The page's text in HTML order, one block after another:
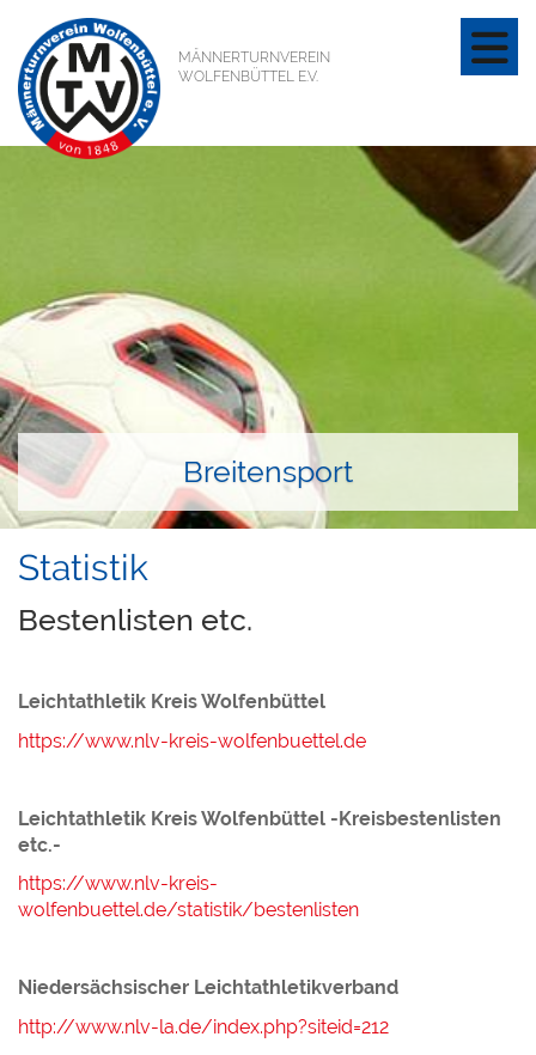
MÄNNERTURNVEREIN
WOLFENBÜTTEL E.V.
Breitensport
Statistik
Bestenlisten etc.
Leichtathletik Kreis Wolfenbüttel
https://www.nlv-kreis-wolfenbuettel.de
Leichtathletik Kreis Wolfenbüttel -Kreisbestenlisten
etc.-
https://www.nlv-kreis-
wolfenbuettel.de/statistik/bestenlisten
Niedersächsischer Leichtathletikverband
http://www.nlv-la.de/index.php?siteid=212